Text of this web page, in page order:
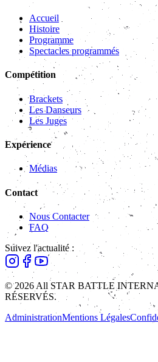
Accueil
Histoire
Programme
Spectacles programmés
Compétition
Brackets
Les Danseurs
Les Juges
Expérience
Médias
Contact
Nous Contacter
FAQ
Suivez l'actualité :
© 2026 All STAR BATTLE
RÉSERVÉS.
AdministrationMentions Légales